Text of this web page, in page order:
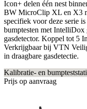
Icon+ delen één nest
BW MicroClip XL en X3
specifiek voor deze serie
bumptesten met
gasdetector. Koppel tot 5
Verkrijgbaar bij VTN
in draagbare gasdetectie.
Kalibratie- en
Prijs op aanvraag